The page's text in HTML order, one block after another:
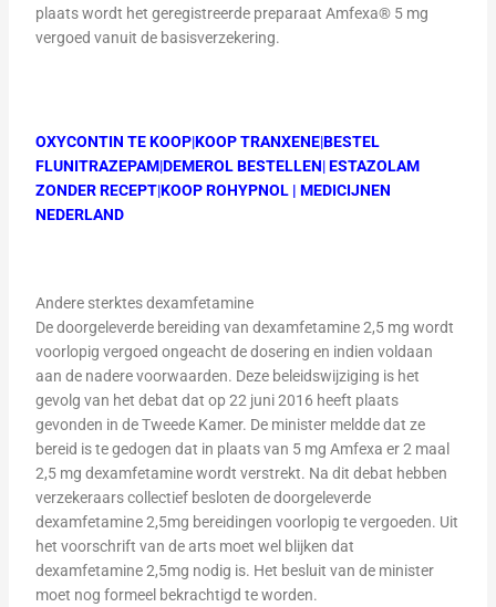
plaats wordt het geregistreerde preparaat Amfexa® 5 mg
vergoed vanuit de basisverzekering.
OXYCONTIN TE KOOP|KOOP TRANXENE|BESTEL
FLUNITRAZEPAM|DEMEROL BESTELLEN|ESTAZOLAM
ZONDER RECEPT|KOOP ROHYPNOL| MEDICIJNEN
NEDERLAND
Andere sterktes dexamfetamine
De doorgeleverde bereiding van dexamfetamine 2,5 mg wordt
voorlopig vergoed ongeacht de dosering en indien voldaan
aan de nadere voorwaarden. Deze beleidswijziging is het
gevolg van het debat dat op 22 juni 2016 heeft plaats
gevonden in de Tweede Kamer. De minister meldde dat ze
bereid is te gedogen dat in plaats van 5 mg Amfexa er 2 maal
2,5 mg dexamfetamine wordt verstrekt. Na dit debat hebben
verzekeraars collectief besloten de doorgeleverde
dexamfetamine 2,5mg bereidingen voorlopig te vergoeden. Uit
het voorschrift van de arts moet wel blijken dat
dexamfetamine 2,5mg nodig is. Het besluit van de minister
moet nog formeel bekrachtigd te worden.